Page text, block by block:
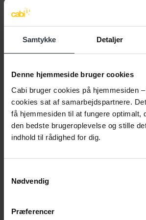
Samtykke Detaljer
Denne hjemmeside bruger cookies
Cabi bruger cookies på hjemmesiden
cookies sat af samarbejdspartnere.
få hjemmesiden til at fungere optimalt,
den bedste brugeroplevelse og stille
indhold til rådighed for dig.
Nødvendig
Præferencer
Virksomheder med op til 50 ansatte
I virksomheder med op til 50 ansatte
0-5 ordinært ansatte kan være 1
formuleringen "... dog altid 1 person")
6-9 ordinært ansatte kan være 1
virksomhedspraktik eller løntilskud
10-14 ordinært ansatte være 2
virksomhedspraktik eller løntilskud
15-19 ordinært ansatte være 3
således have 9 personer i
I virksomheder med 50 ansatte eller flere